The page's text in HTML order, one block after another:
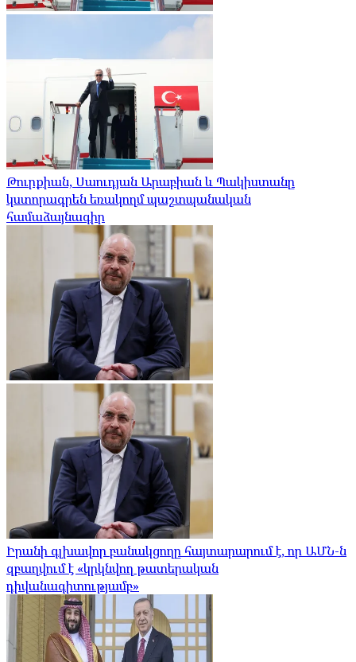
Թուրքիան, Սաուդյան Արաբիան և Պակիստանը
կստորագրեն եռակողմ պաշտպանական
համաձայնագիր
Իրանի գլխավոր բանակցողը հայտարարում է, որ ԱՄՆ-ն
զբաղվում է «կրկնվող թատերական
դիվանագիտությամբ»